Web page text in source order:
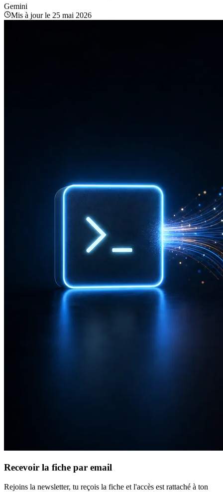
Gemini
Mis à jour le 25 mai 2026
Recevoir la fiche par email
Rejoins la newsletter, tu reçois la fiche et l'accès est rattaché à ton